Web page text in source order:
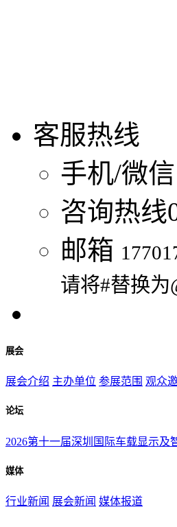
客服热线
手机/微信
咨询热线
邮箱
请将#替换为
展会
展会介绍 主办单位 参展范围 观众
论坛
2026第十一届深圳国际车载显示及
媒体
行业新闻 展会新闻 媒体报道